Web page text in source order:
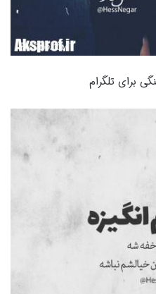
برای تلگرام